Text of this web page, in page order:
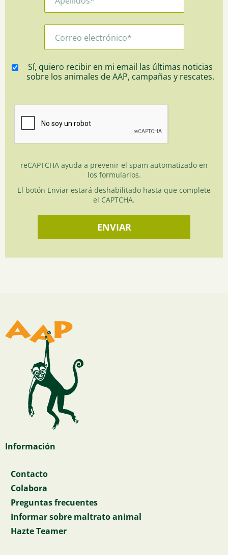
Sí, quiero recibir en mi email las últimas noticias
sobre los animales de AAP, campañas y rescates.
reCAPTCHA ayuda a prevenir el spam automatizado en
los formularios.
El botón Enviar estará deshabilitado hasta que complete
el CAPTCHA.
Información
Contacto
Colabora
Preguntas frecuentes
Informar sobre maltrato animal
Hazte Teamer